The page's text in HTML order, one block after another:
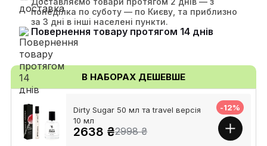
понеділка по суботу — по Києву, та приблизно
за 3 дні в інші населені пункти.
Повернення товару протягом 14 днів
В НАБОРАХ ДЕШЕВШЕ
Dirty Sugar 50 мл та travel версія
10 мл
2998 ₴
2638 ₴
-12%